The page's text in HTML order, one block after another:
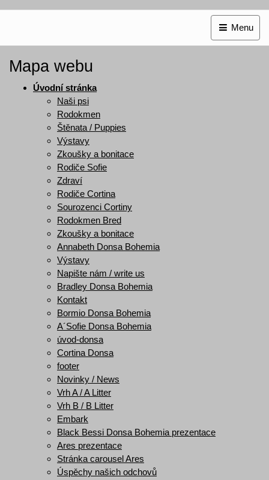
Menu
Mapa webu
Úvodní stránka
Naši psi
Rodokmen
Štěnata / Puppies
Výstavy
Zkoušky a bonitace
Rodiče Sofie
Zdraví
Rodiče Cortina
Sourozenci Cortiny
Rodokmen Bred
Zkoušky a bonitace
Annabeth Donsa Bohemia
Výstavy
Napište nám / write us
Bradley Donsa Bohemia
Kontakt
Bormio Donsa Bohemia
A´Sofie Donsa Bohemia
úvod-donsa
Cortina Donsa
footer
Novinky / News
Vrh A / A Litter
Vrh B / B Litter
Embark
Black Bessi Donsa Bohemia prezentace
Ares prezentace
Stránka carousel Ares
Úspěchy našich odchovů